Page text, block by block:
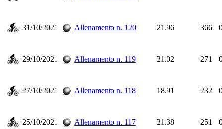
31/10/2021 Allenamento n. 120 21.96 366
29/10/2021 Allenamento n. 119 21.02 271
27/10/2021 Allenamento n. 118 18.91 232
25/10/2021 Allenamento n. 117 21.38 251